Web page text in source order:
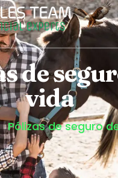
de
vida
Pólizas de seguro